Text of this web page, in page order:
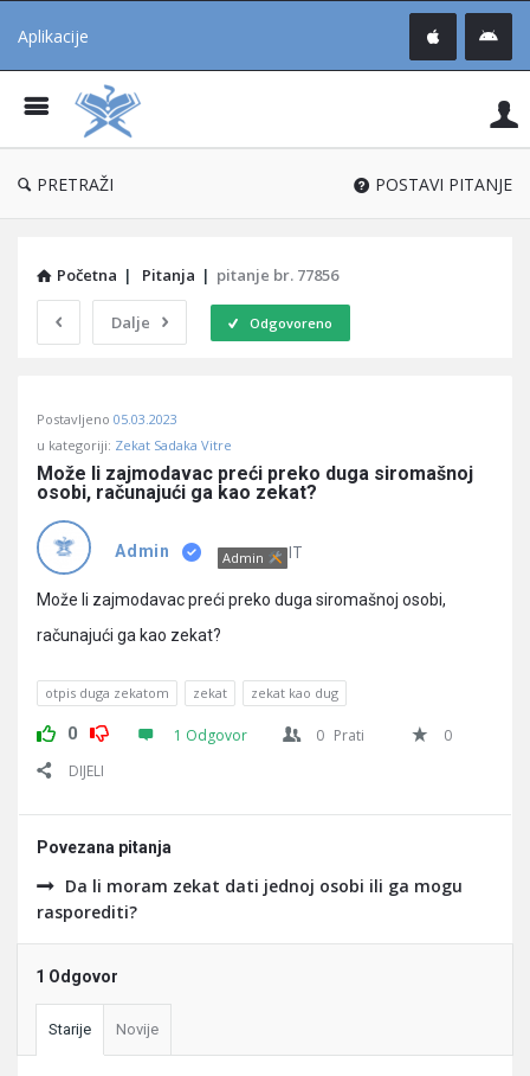
Aplikacije
®
PRETRAŽI POSTAVI PITANJE
Početna | Pitanja | pitanje br. 77856
Dalje Odgovoreno
Učene
Latest
Pitanja
Postavljeno 05.03.2023
u kategoriji: Zekat Sadaka Vitre
Može li zajmodavac preći preko duga siromašnoj
osobi, računajući ga kao zekat?
Admin Admin IT
Može li zajmodavac preći preko duga siromašnoj osobi,
računajući ga kao zekat?
otpis duga zekatom zekat zekat kao dug
0 1 Odgovor 0 Prati
0
DIJELI
Povezana pitanja
Da li moram zekat dati jednoj osobi ili ga mogu
rasporediti?
1 Odgovor
Starije Novije